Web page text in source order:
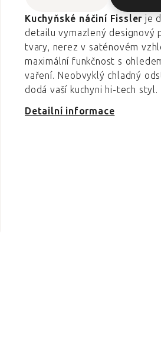
Kuchyňské náčiní Fissler je
detailu vymazlený designový
tvary, nerez v saténovém
maximální funkčnost s
vaření. Neobvyklý chladný
dodá vaší kuchyni hi-tech styl.
Detailní informace